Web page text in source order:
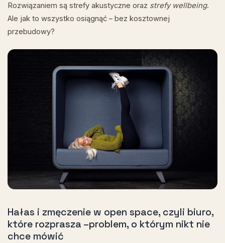
Rozwiązaniem są strefy akustyczne oraz strefy wellbeing.
Ale jak to wszystko osiągnąć – bez kosztownej
przebudowy?
Hałas i zmęczenie w open space, czyli biuro,
które rozprasza –problem, o którym nikt nie
chce mówić